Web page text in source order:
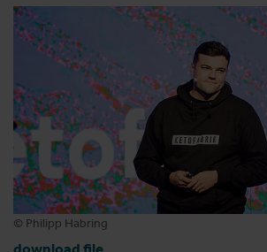
© Philipp Habring
download file